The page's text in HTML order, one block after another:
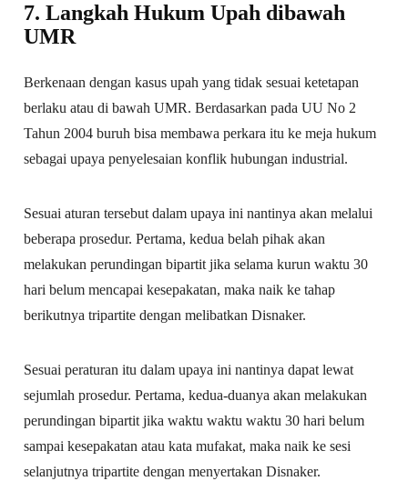
7. Langkah Hukum Upah dibawah
UMR
Berkenaan dengan kasus upah yang tidak sesuai ketetapan
berlaku atau di bawah UMR. Berdasarkan pada UU No 2
Tahun 2004 buruh bisa membawa perkara itu ke meja hukum
sebagai upaya penyelesaian konflik hubungan industrial.
Sesuai aturan tersebut dalam upaya ini nantinya akan melalui
beberapa prosedur. Pertama, kedua belah pihak akan
melakukan perundingan bipartit jika selama kurun waktu 30
hari belum mencapai kesepakatan, maka naik ke tahap
berikutnya tripartite dengan melibatkan Disnaker.
Sesuai peraturan itu dalam upaya ini nantinya dapat lewat
sejumlah prosedur. Pertama, kedua-duanya akan melakukan
perundingan bipartit jika waktu waktu waktu 30 hari belum
sampai kesepakatan atau kata mufakat, maka naik ke sesi
selanjutnya tripartite dengan menyertakan Disnaker.